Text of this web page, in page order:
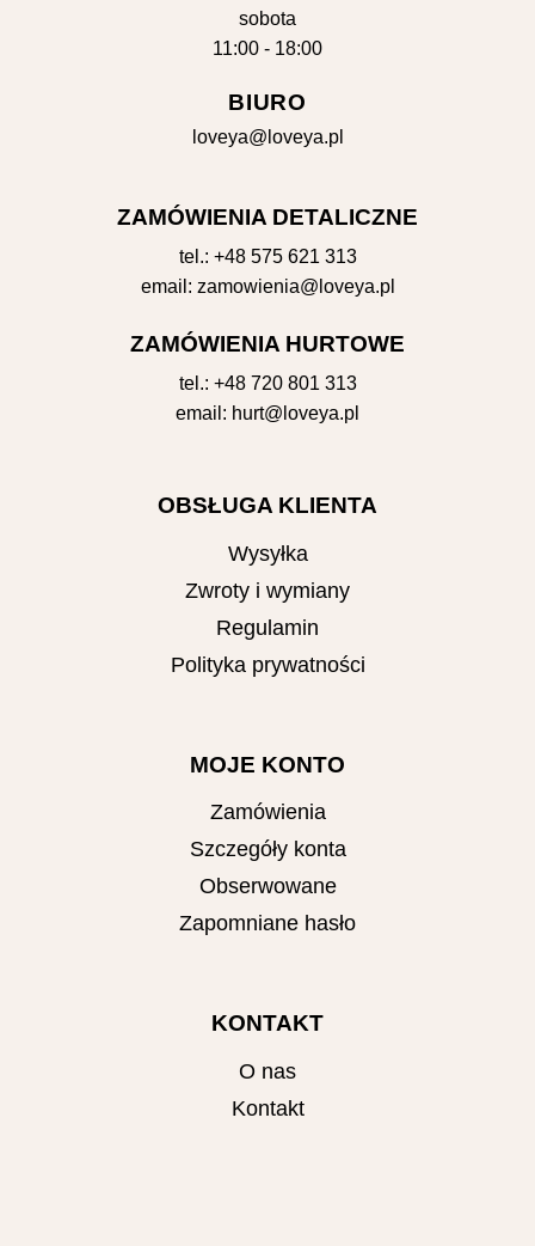
sobota
11:00 - 18:00
BIURO
loveya@loveya.pl
ZAMÓWIENIA DETALICZNE
tel.: +48 575 621 313
email: zamowienia@loveya.pl
ZAMÓWIENIA HURTOWE
tel.: +48 720 801 313
email: hurt@loveya.pl
OBSŁUGA KLIENTA
Wysyłka
Zwroty i wymiany
Regulamin
Polityka prywatności
MOJE KONTO
Zamówienia
Szczegóły konta
Obserwowane
Zapomniane hasło
KONTAKT
O nas
Kontakt